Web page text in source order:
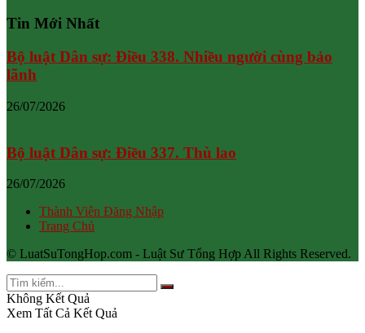
Tin Mới Nhất
Bộ luật Dân sự: Điều 338. Nhiều người cùng bảo
lãnh
26/07/2026
Bộ luật Dân sự: Điều 337. Thù lao
26/07/2026
Thành Viên Đăng Nhập
Trang Chủ
© LuatSuTongHop.com - Luật Sư Tổng Hợp All Rights Reserved.
Không Kết Quả
Xem Tất Cả Kết Quả